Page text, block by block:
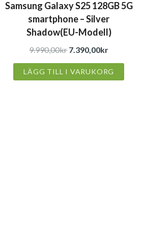
Samsung Galaxy S25 128GB 5G
smartphone – Silver
Shadow(EU-Modell)
9.990,00kr
var:
9.990,00kr.
7.390,00kr
är:
7.390,00kr.
LÄGG TILL I VARUKORG